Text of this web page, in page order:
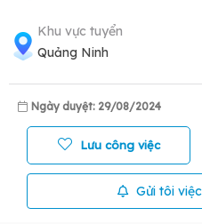
Khu vực tuyển
Quảng Ninh
Ngày duyệt: 29/08/2024
Lưu công việc
Gửi tôi